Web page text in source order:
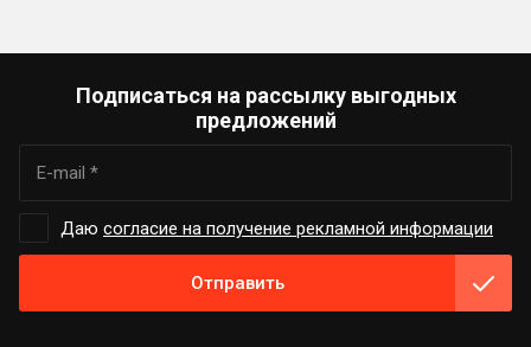
Подписаться на рассылку выгодных
предложений
Даю согласие на получение рекламной информации
Отправить